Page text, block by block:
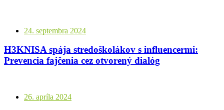
24. septembra 2024
H3KNISA spája stredoškolákov s influencermi:
Prevencia fajčenia cez otvorený dialóg
26. apríla 2024